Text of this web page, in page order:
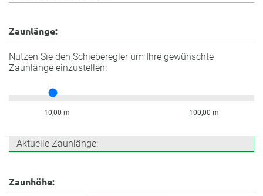
Zaunlänge:
Nutzen Sie den Schieberegler um Ihre gewünschte
Zaunlänge einzustellen:
Aktuelle Zaunlänge:
10,00 m 100,00 m
Zaunhöhe: